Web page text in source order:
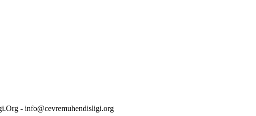
- info@cevremuhendisligi.org